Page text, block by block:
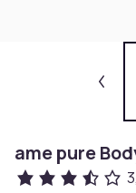
ame pure